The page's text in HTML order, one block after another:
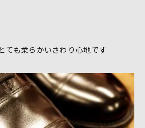
ても柔らかいさわり心地です